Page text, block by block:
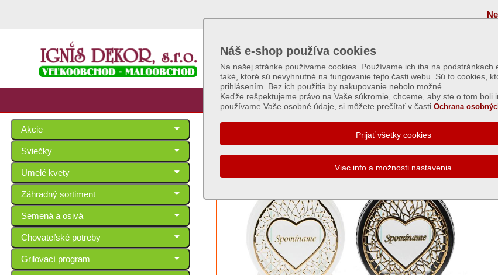
Náš e-shop používa cookies
Na našej stránke používame cookies. Používame ich iba na podstránkach
také, ktoré sú nevyhnutné na fungovanie tejto časti webu. Sú to cookies,
prihlásením. Bez ich použitia by nakupovanie nebolo možné.
Keďže rešpektujeme právo na Vaše súkromie, chceme, aby ste o tom boli
používame Vaše osobné údaje, si môžete prečítať v časti Ochrana
Akcie
Sviečky
Umelé kvety
Záhradný sortiment
Semená a osivá
Chovateľské potreby
Grilovací program
Séria: Lampion glamour kruh srdce